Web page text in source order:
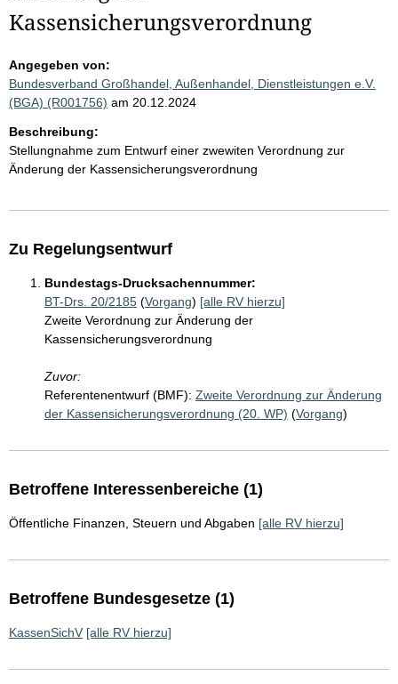
Kassensicherungsverordnung
Angegeben von:
Bundesverband Großhandel, Außenhandel, Dienstleistungen e.V.
(BGA) (R001756) am 20.12.2024
Beschreibung:
Stellungnahme zum Entwurf einer zwewiten Verordnung zur
Änderung der Kassensicherungsverordnung
Zu Regelungsentwurf
Bundestags-Drucksachennummer:
BT-Drs. 20/2185 (Vorgang) [alle RV hierzu]
Zweite Verordnung zur Änderung der
Kassensicherungsverordnung
Zuvor:
Referentenentwurf (BMF): Zweite Verordnung zur Änderung
der Kassensicherungsverordnung (20. WP) (Vorgang)
Betroffene Interessenbereiche (1)
Öffentliche Finanzen, Steuern und Abgaben [alle RV hierzu]
Betroffene Bundesgesetze (1)
KassenSichV [alle RV hierzu]